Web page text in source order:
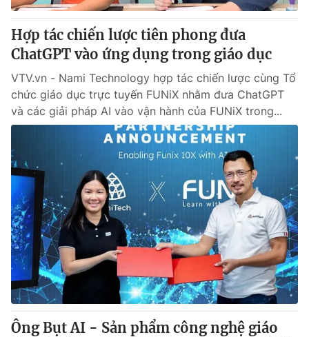
Hợp tác chiến lược tiên phong đưa
ChatGPT vào ứng dụng trong giáo dục
VTV.vn - Nami Technology hợp tác chiến lược cùng Tổ
chức giáo dục trực tuyến FUNiX nhằm đưa ChatGPT
và các giải pháp AI vào vận hành của FUNiX trong...
Ông Bụt AI - Sản phẩm công nghệ giáo